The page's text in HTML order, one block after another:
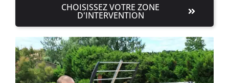
CHOISISSEZ VOTRE ZONE
D'INTERVENTION